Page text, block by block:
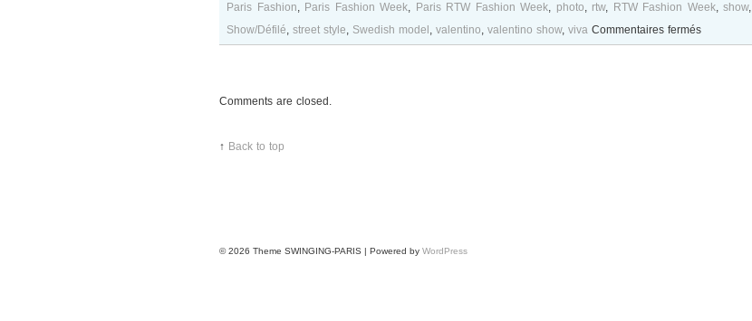
Paris Fashion, Paris Fashion Week, Paris RTW Fashion Week, photo, rtw, RTW Fashion Week, show,
Show/Défilé, street style, Swedish model , valentino, valentino show, viva Commentaires ferméssur
Comments are closed.
↑ Back to top
© 2026 Theme SWINGING-PARIS | Powered by WordPress